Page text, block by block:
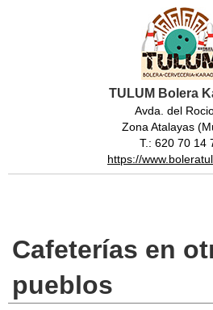
TULUM Bolera
Avda. del
Zona Atalayas
T.: 620 70 14
https://
Cafeterías en
pueblos